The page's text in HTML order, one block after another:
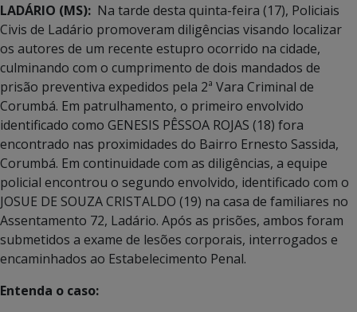
LADÁRIO (MS): Na tarde desta quinta-feira (17), Policiais
Civis de Ladário promoveram diligências visando localizar
os autores de um recente estupro ocorrido na cidade,
culminando com o cumprimento de dois mandados de
prisão preventiva expedidos pela 2ª Vara Criminal de
Corumbá. Em patrulhamento, o primeiro envolvido
identificado como GENESIS PÊSSOA ROJAS (18) fora
encontrado nas proximidades do Bairro Ernesto Sassida,
Corumbá. Em continuidade com as diligências, a equipe
policial encontrou o segundo envolvido, identificado com o
JOSUE DE SOUZA CRISTALDO (19) na casa de familiares no
Assentamento 72, Ladário. Após as prisões, ambos foram
submetidos a exame de lesões corporais, interrogados e
encaminhados ao Estabelecimento Penal.
Entenda o caso: